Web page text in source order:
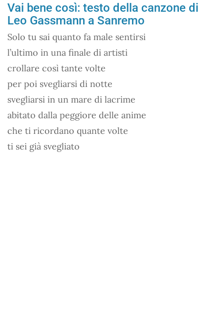
Vai bene così: testo della canzone di
Leo Gassmann a Sanremo
Solo tu sai quanto fa male sentirsi
l’ultimo in una finale di artisti
crollare così tante volte
per poi svegliarsi di notte
svegliarsi in un mare di lacrime
abitato dalla peggiore delle anime
che ti ricordano quante volte
ti sei già svegliato